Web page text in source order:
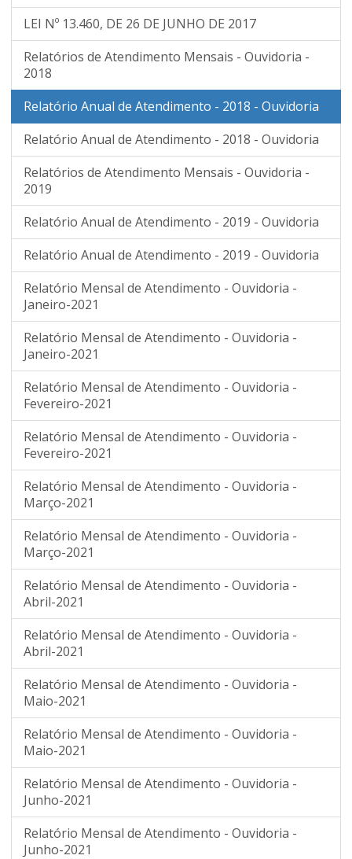
LEI Nº 13.460, DE 26 DE JUNHO DE 2017
Relatórios de Atendimento Mensais - Ouvidoria -
2018
Relatório Anual de Atendimento - 2018 - Ouvidoria
Relatório Anual de Atendimento - 2018 - Ouvidoria
Relatórios de Atendimento Mensais - Ouvidoria -
2019
Relatório Anual de Atendimento - 2019 - Ouvidoria
Relatório Anual de Atendimento - 2019 - Ouvidoria
Relatório Mensal de Atendimento - Ouvidoria -
Janeiro-2021
Relatório Mensal de Atendimento - Ouvidoria -
Janeiro-2021
Relatório Mensal de Atendimento - Ouvidoria -
Fevereiro-2021
Relatório Mensal de Atendimento - Ouvidoria -
Fevereiro-2021
Relatório Mensal de Atendimento - Ouvidoria -
Março-2021
Relatório Mensal de Atendimento - Ouvidoria -
Março-2021
Relatório Mensal de Atendimento - Ouvidoria -
Abril-2021
Relatório Mensal de Atendimento - Ouvidoria -
Abril-2021
Relatório Mensal de Atendimento - Ouvidoria -
Maio-2021
Relatório Mensal de Atendimento - Ouvidoria -
Maio-2021
Relatório Mensal de Atendimento - Ouvidoria -
Junho-2021
Relatório Mensal de Atendimento - Ouvidoria -
Junho-2021